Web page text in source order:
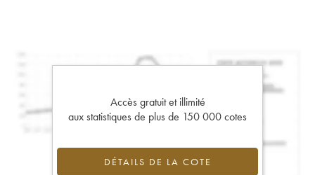
Accès gratuit et illimité
aux statistiques de plus de 150 000 cotes
DÉTAILS DE LA COTE